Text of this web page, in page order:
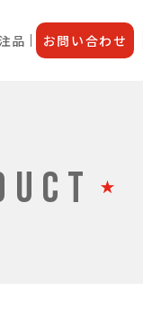
品 お問い合わせ